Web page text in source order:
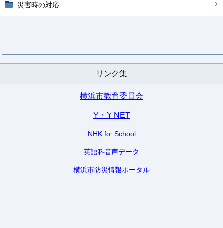
災害時の対応
リンク集
横浜市教育委員会
Y・Y NET
NHK for School
英語科音声データ
横浜市防災情報ポータル